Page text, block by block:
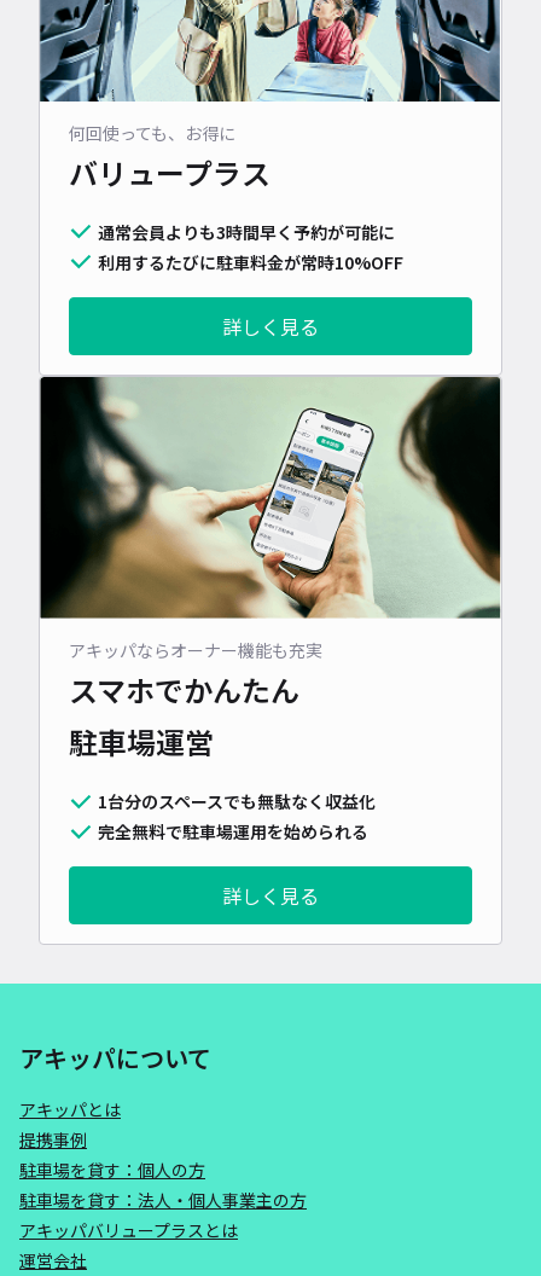
何回使っても、お得に
バリュープラス
通常会員よりも3時間早く予約が可能に
利用するたびに駐車料金が常時10%OFF
詳しく見る
アキッパならオーナー機能も充実
スマホでかんたん
駐車場運営
1台分のスペースでも無駄なく収益化
完全無料で駐車場運用を始められる
詳しく見る
アキッパについて
アキッパとは
提携事例
駐車場を貸す：個人の方
駐車場を貸す：法人・個人事業主の方
アキッパバリュープラスとは
運営会社